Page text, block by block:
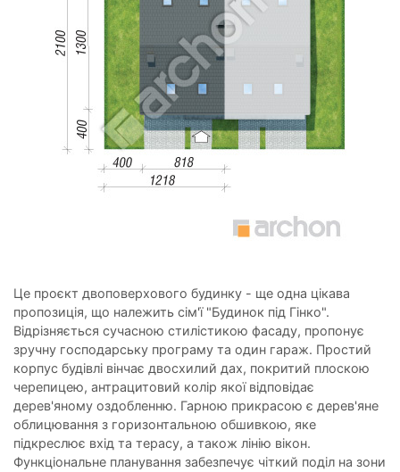
Це проєкт двоповерхового будинку - ще одна цікава
пропозиція, що належить сім'ї "Будинок під Гінко".
Відрізняється сучасною стилістикою фасаду, пропонує
зручну господарську програму та один гараж. Простий
корпус будівлі вінчає двосхилий дах, покритий плоскою
черепицею, антрацитовий колір якої відповідає
дерев'яному оздобленню. Гарною прикрасою є дерев'яне
облицювання з горизонтальною обшивкою, яке
підкреслює вхід та терасу, а також лінію вікон.
Функціональне планування забезпечує чіткий поділ на зони